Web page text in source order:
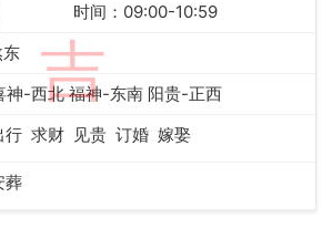
吉
时间：09:00-10:59
神-西北 福神-东南 阳贵-正西
行 求财 见贵 订婚 嫁娶
葬